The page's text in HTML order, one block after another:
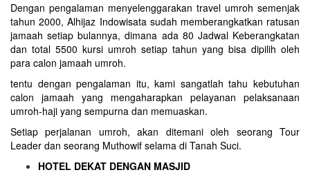
Dengan pengalaman menyelenggarakan travel umroh semenjak
tahun 2000, Alhijaz Indowisata sudah memberangkatkan ratusan
jamaah setiap bulannya, dimana ada 80 Jadwal Keberangkatan
dan total 5500 kursi umroh setiap tahun yang bisa dipilih oleh
para calon jamaah umroh.
tentu dengan pengalaman itu, kami sangatlah tahu kebutuhan
calon jamaah yang mengaharapkan pelayanan pelaksanaan
umroh-haji yang sempurna dan memuaskan.
Setiap perjalanan umroh, akan ditemani oleh seorang Tour
Leader dan seorang Muthowif selama di Tanah Suci.
HOTEL DEKAT DENGAN MASJID